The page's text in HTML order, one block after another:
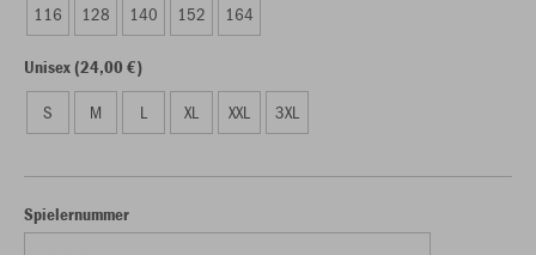
116 128 140 152 164
Unisex (24,00 €)
S M L XL XXL 3XL
Spielernummer